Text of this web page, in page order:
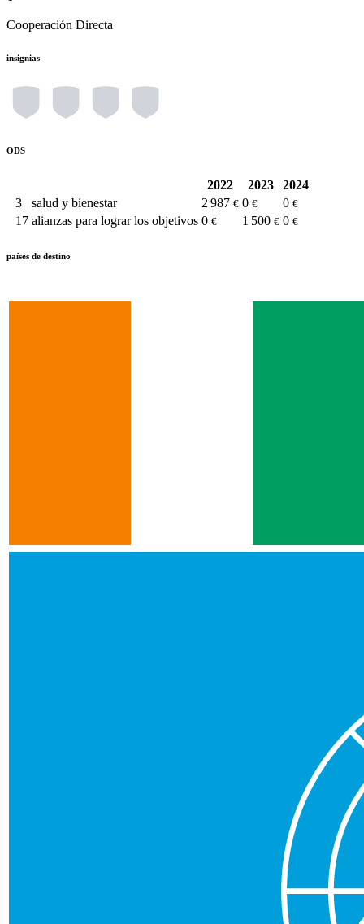
Cooperación Directa
insignias
ODS
2022 2023
2024
3
salud y bienestar 2 987 € 0 € 0 €
17 alianzas para lograr los objetivos 0 € 1 500 € 0 €
países de destino